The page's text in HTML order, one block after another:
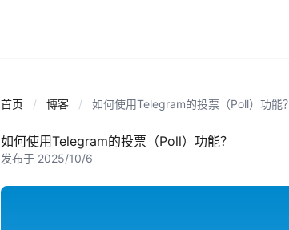
首页 / 博客 / 如何使用Telegram的投票（Poll）功能？
如何使用Telegram的投票（Poll）功能？
发布于 2025/10/6